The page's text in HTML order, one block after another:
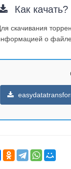
Как качать?
скачивания
о файле